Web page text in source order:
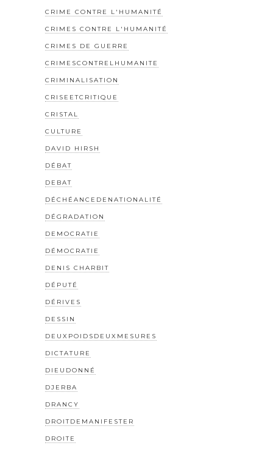
CRIME CONTRE L'HUMANITÉ
CRIMES CONTRE L'HUMANITÉ
CRIMES DE GUERRE
CRIMESCONTRELHUMANITE
CRIMINALISATION
CRISEETCRITIQUE
CRISTAL
CULTURE
DAVID HIRSH
DÉBAT
DEBAT
DÉCHÉANCEDENATIONALITÉ
DÉGRADATION
DEMOCRATIE
DÉMOCRATIE
DENIS CHARBIT
DÉPUTÉ
DÉRIVES
DESSIN
DEUXPOIDSDEUXMESURES
DICTATURE
DIEUDONNÉ
DJERBA
DRANCY
DROITDEMANIFESTER
DROITE